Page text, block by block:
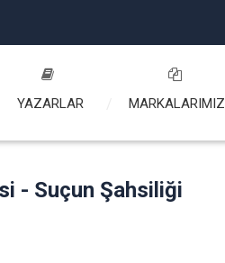
YAZARLAR MARKALARIMIZ
- Suçun Şahsiliği